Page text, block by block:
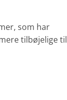
som har
tilbøjelige til